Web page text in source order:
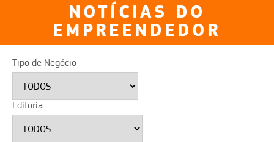
NOTÍCIAS DO
EMPREENDEDOR
Tipo de Negócio
Editoria